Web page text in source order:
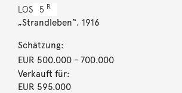
LOS 5 R
„Strandleben“. 1916
Schätzung:
EUR 500.000- 700.000
Verkauft für:
EUR 595.000